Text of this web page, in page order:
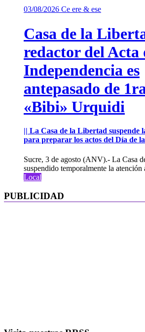
03/08/2026 Ce ere & ese
Casa de la
redactor del Acta
Independencia es
antepasado de
«Bibi» Urquidi
|| La Casa de la Libertad suspende
para preparar los actos del Día de
Sucre, 3 de agosto (ANV).- La Casa
suspendido temporalmente la atención
Local
PUBLICIDAD